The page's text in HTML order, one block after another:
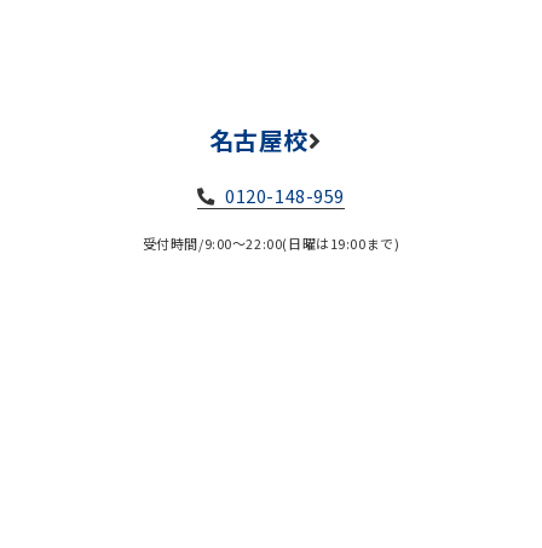
名古屋校
0120-148-959
受付時間/9:00～22:00(日曜は19:00まで)